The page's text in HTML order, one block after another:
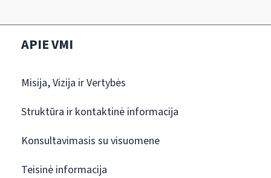
APIE VMI
Misija, Vizija ir Vertybės
Struktūra ir kontaktinė informacija
Konsultavimasis su visuomene
Teisinė informacija